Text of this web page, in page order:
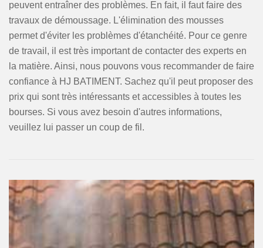
peuvent entraîner des problèmes. En fait, il faut faire des
travaux de démoussage. L'élimination des mousses
permet d'éviter les problèmes d'étanchéité. Pour ce genre
de travail, il est très important de contacter des experts en
la matière. Ainsi, nous pouvons vous recommander de faire
confiance à HJ BATIMENT. Sachez qu'il peut proposer des
prix qui sont très intéressants et accessibles à toutes les
bourses. Si vous avez besoin d'autres informations,
veuillez lui passer un coup de fil.